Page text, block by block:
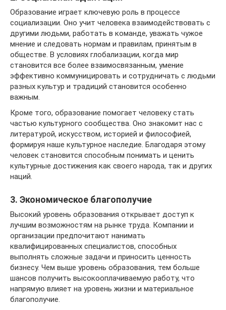
Образование играет ключевую роль в процессе
социализации. Оно учит человека взаимодействовать с
другими людьми, работать в команде, уважать чужое
мнение и следовать нормам и правилам, принятым в
обществе. В условиях глобализации, когда мир
становится все более взаимосвязанным, умение
эффективно коммуницировать и сотрудничать с людьми
разных культур и традиций становится особенно
важным.
Кроме того, образование помогает человеку стать
частью культурного сообщества. Оно знакомит нас с
литературой, искусством, историей и философией,
формируя наше культурное наследие. Благодаря этому
человек становится способным понимать и ценить
культурные достижения как своего народа, так и других
наций.
3. Экономическое благополучие
Высокий уровень образования открывает доступ к
лучшим возможностям на рынке труда. Компании и
организации предпочитают нанимать
квалифицированных специалистов, способных
выполнять сложные задачи и приносить ценность
бизнесу. Чем выше уровень образования, тем больше
шансов получить высокооплачиваемую работу, что
напрямую влияет на уровень жизни и материальное
благополучие.